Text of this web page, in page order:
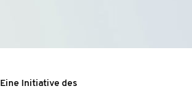
Eine Initiative des